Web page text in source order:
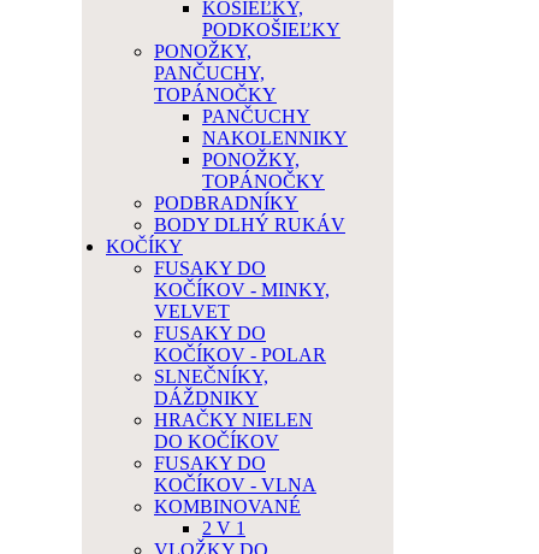
KOŠIEĽKY,
PODKOŠIEĽKY
PONOŽKY,
PANČUCHY,
TOPÁNOČKY
PANČUCHY
NAKOLENNIKY
PONOŽKY,
TOPÁNOČKY
PODBRADNÍKY
BODY DLHÝ RUKÁV
KOČÍKY
FUSAKY DO
KOČÍKOV - MINKY,
VELVET
FUSAKY DO
KOČÍKOV - POLAR
SLNEČNÍKY,
DÁŽDNIKY
HRAČKY NIELEN
DO KOČÍKOV
FUSAKY DO
KOČÍKOV - VLNA
KOMBINOVANÉ
2 V 1